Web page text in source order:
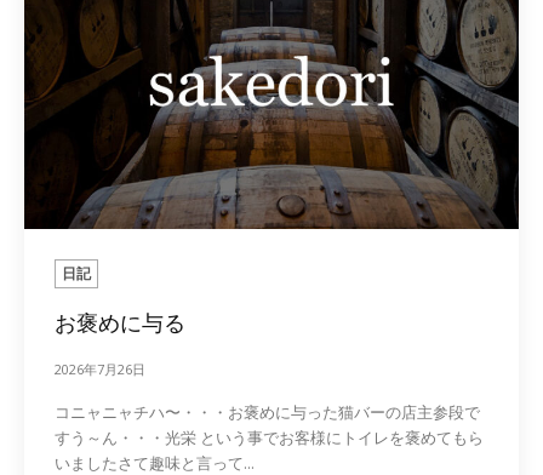
日記
お褒めに与る
2026年7月26日
コニャニャチハ〜・・・お褒めに与った猫バーの店主参段で
すう～ん・・・光栄 という事でお客様にトイレを褒めてもら
いましたさて趣味と言って...